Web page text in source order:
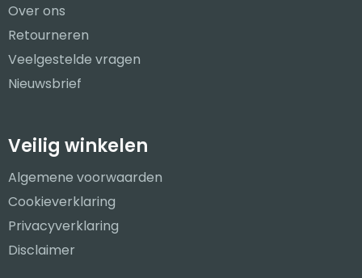
Over ons
Retourneren
Veelgestelde vragen
Nieuwsbrief
Veilig winkelen
Algemene voorwaarden
Cookieverklaring
Privacyverklaring
Disclaimer